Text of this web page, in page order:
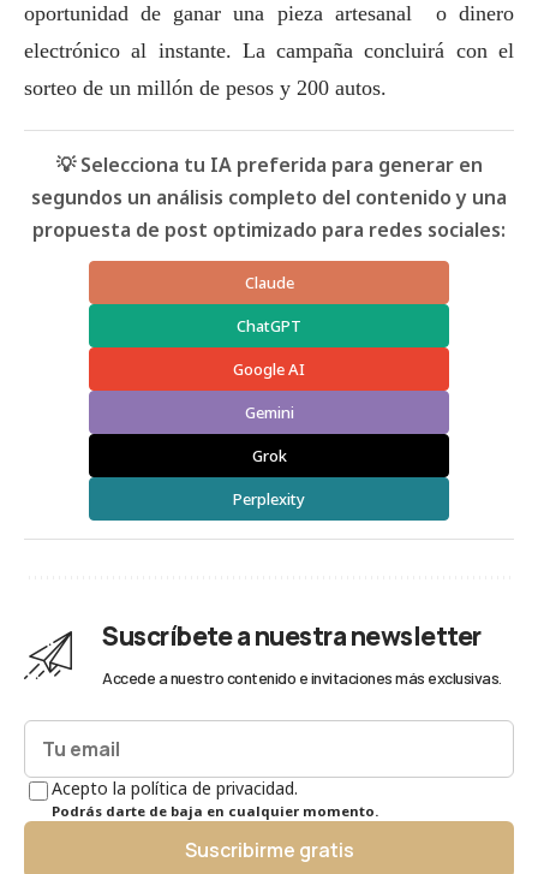
oportunidad de ganar una pieza artesanal o dinero
electrónico al instante. La campaña concluirá con el
sorteo de un millón de pesos y 200 autos.
💡 Selecciona tu IA preferida para generar en
segundos un análisis completo del contenido y una
propuesta de post optimizado para redes sociales:
Claude
ChatGPT
Google AI
Gemini
Grok
Perplexity
Suscríbete a nuestra newsletter
Accede a nuestro contenido e invitaciones más exclusivas.
Acepto la política de privacidad.
Podrás darte de baja en cualquier momento.
Suscribirme gratis